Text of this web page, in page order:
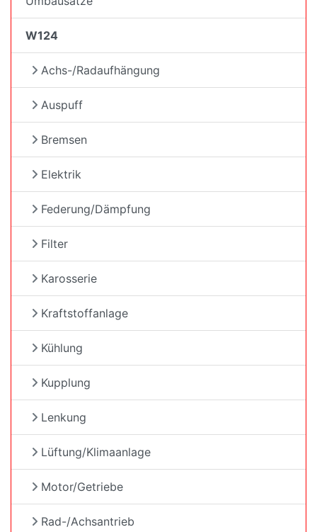
W124
Achs-/Radaufhängung
Auspuff
Bremsen
Elektrik
Federung/Dämpfung
Filter
Karosserie
Kraftstoffanlage
Kühlung
Kupplung
Lenkung
Lüftung/Klimaanlage
Motor/Getriebe
Rad-/Achsantrieb